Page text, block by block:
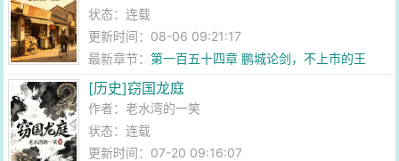
状态：连载
更新时间：08-06 09:21:17
最新章节：第一百五十四章 鹏城论剑，不上市的王
[历史]窃国龙庭
作者：老水湾的一笑
状态：连载
更新时间：07-20 09:16:07